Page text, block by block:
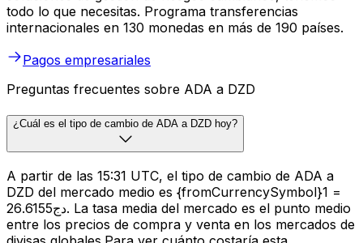
Pagos empresariales globales
simplificados
soluciones de gestión de riesgos cambiarios, tenemos
internacionales en 130 monedas en más de 190 países.
Pagos empresariales
Preguntas frecuentes sobre ADA a DZD
¿Cuál es el tipo de cambio de ADA a DZD hoy?